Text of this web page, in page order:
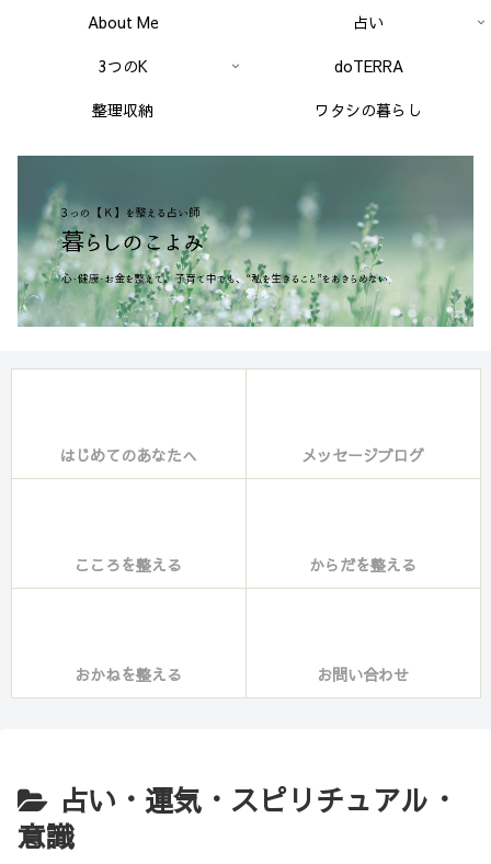
About Me
占い
3つのK
doTERRA
整理収納
ワタシの暮らし
はじめてのあなたへ メッセージブログ
こころを整える からだを整える
おかねを整える お問い合わせ
占い・運気・スピリチュアル・
意識